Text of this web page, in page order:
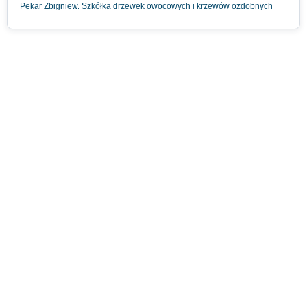
Pekar Zbigniew. Szkółka drzewek owocowych i krzewów ozdobnych